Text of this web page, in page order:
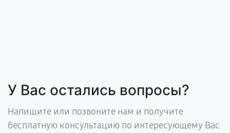
У Вас остались вопросы?
Напишите или позвоните нам и получите
бесплатную консультацию по интересующему Вас